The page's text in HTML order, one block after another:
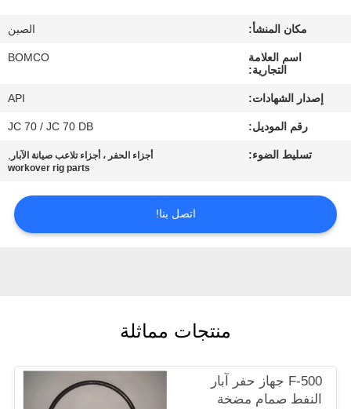
مراقبة
الجودة
أخبار
حالات
PRIVACY
POLICY
مكان المنشأ: الصين
اسم العلامة
التجارية:
BOMCO
إصدار الشهادات: API
رقم الموديل: JC 70 / JC 70 DB
تسليط الضوء: أجزاء الحفر ، أجزاء تلاعب صيانة الآبار ,
workover rig parts
اتصل بنا!
منتجات مماثلة
F-500 جهاز حفر آبار
النفط صمام مضخة